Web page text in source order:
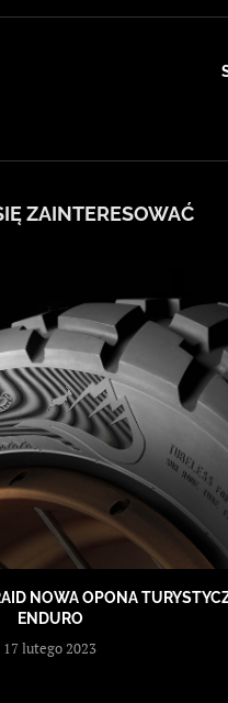
ZAINTERESOWAĆ
NOWA OPONA
ENDURO
17 lutego 2023